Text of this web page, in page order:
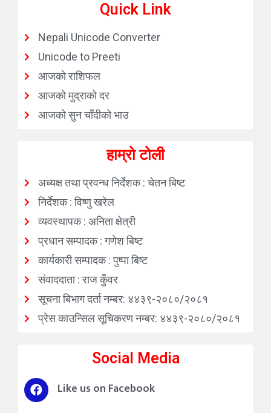
Quick Link
Nepali Unicode Converter
Unicode to Preeti
आजको राशिफल
आजको मुद्राको दर
आजको सुन चाँदीको भाउ
हाम्रो टोली
अध्यक्ष तथा प्रवन्ध निर्देशक : चेतन बिष्ट
निर्देशक : विष्णु खरेल
व्यवस्थापक : अनिता क्षेत्री
प्रधान सम्पादक : गणेश बिष्ट
कार्यकारी सम्पादक : पुष्पा बिष्ट
संवाददाता : राज कुँवर
सूचना बिभाग दर्ता नम्बर: ४४३९-२०८०/२०८१
प्रेस काउन्सिल सूचिकरण नम्बर: ४४३९-२०८०/२०८१
Social Media
Like us on Facebook